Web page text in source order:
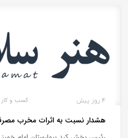
کسب و کار 4 روز پیش
هشدار نسبت به اثرات مخرب